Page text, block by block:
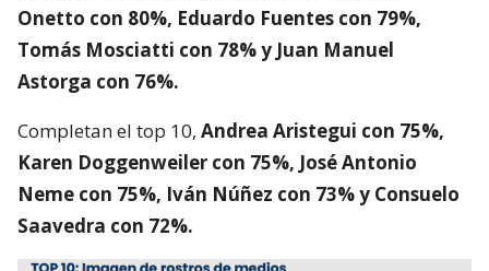
Onetto con 80%, Eduardo Fuentes con 79%,
Tomás Mosciatti con 78% y Juan Manuel
Astorga con 76%.
Completan el top 10, Andrea Aristegui con 75%,
Karen Doggenweiler con 75%, José Antonio
Neme con 75%, Iván Núñez con 73% y Consuelo
Saavedra con 72%.